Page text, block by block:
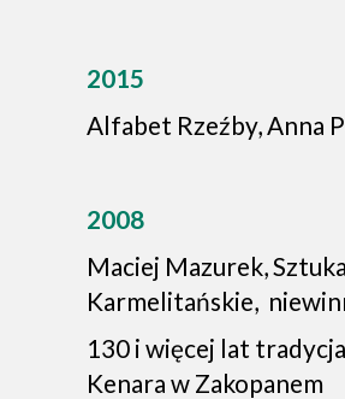
2015
Alfabet Rzeźby, Anna
2008
Maciej Mazurek,
Karmelitańskie,
130 i więcej lat
Kenara w Zakopanem